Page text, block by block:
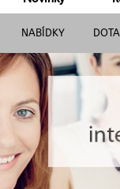
NABÍDKY